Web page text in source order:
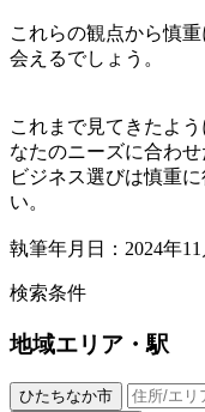
これらの観点から慎
会えるでしょう。
これまで見てきたよ
なたのニーズに合わせ
ビジネス選びは慎重
い。
執筆年月日：2024年11
検索条件
地域エリア・駅
ひたちなか市